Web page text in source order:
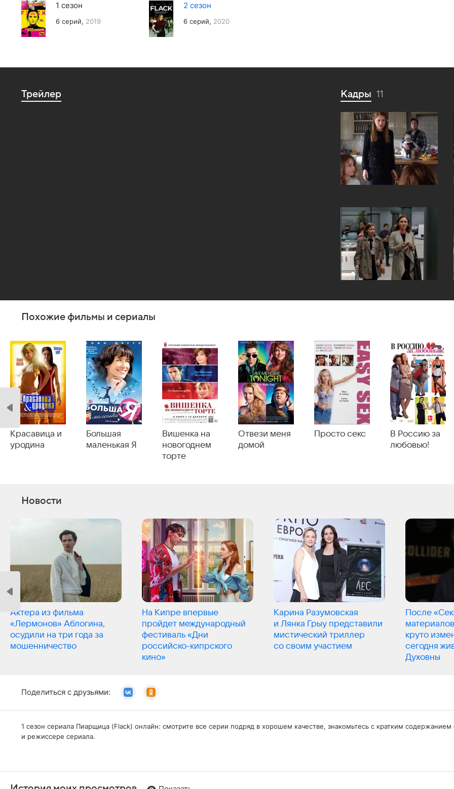
1 сезон
6 серий, 2019
2 сезон
6 серий, 2020
Трейлер Кадры 11
Похожие фильмы и сериалы
Красавица и
уродина
Большая
маленькая Я
Вишенка на
новогоднем
торте
Отвези меня
домой
Просто секс
В Россию за
любовью!
Новости
Актера из фильма
«Лермонов» Аблогина,
осудили на три года за
мошенничество
На Кипре впервые
пройдет международный
фестиваль «Дни
российско-кипрского
кино»
Карина Разумовская
и Лянка Грыу представили
мистический триллер
со своим участием
После
круто
сегодня
Духовны
Поделиться с друзьями:
1 сезон сериала Пиарщица (Flack) онлайн: смотрите все серии подряд в хорошем качестве, знакомьтесь с кратким
и режиссере сериала.